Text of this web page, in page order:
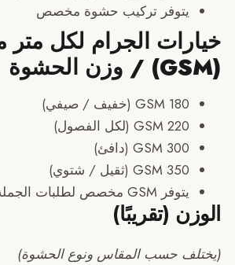
تركيب حشوة مخصص
الجرام لكل متر مربع
(تقريبًا)
حسب المقاس ونوع الحشوة)